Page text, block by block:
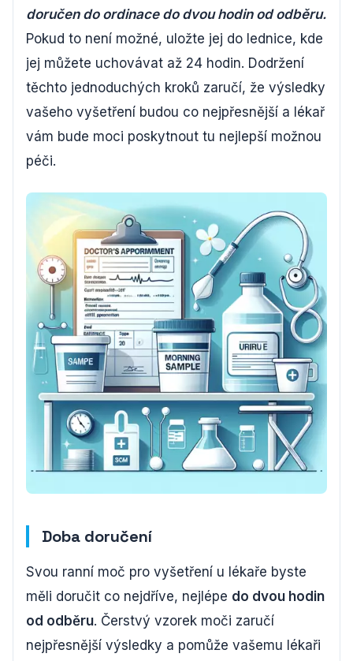
doručen do ordinace do dvou hodin od odběru.
Pokud to není možné, uložte jej do lednice, kde
jej můžete uchovávat až 24 hodin. Dodržení
těchto jednoduchých kroků zaručí, že výsledky
vašeho vyšetření budou co nejpřesnější a lékař
vám bude moci poskytnout tu nejlepší možnou
péči.
Doba doručení
Svou ranní moč pro vyšetření u lékaře byste
měli doručit co nejdříve, nejlépe do dvou hodin
od odběru. Čerstvý vzorek moči zaručí
nejpřesnější výsledky a pomůže vašemu lékaři